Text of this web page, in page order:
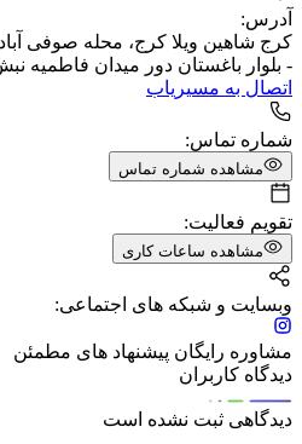
آدرس:
کرج شاهین ویلا کرج، محله صوفی
- بلوار باغستان دور میدان فاطمیه
اتصال به مسیریاب
شماره تماس:
مشاهده شماره تماس
تقویم فعالیت:
مشاهده ساعات کاری
وبسایت و شبکه های اجتماعی:
مشاوره رايگان پیشنهاد های مطمئن
دیدگاه کاربران
دیدگاهی ثبت نشده است